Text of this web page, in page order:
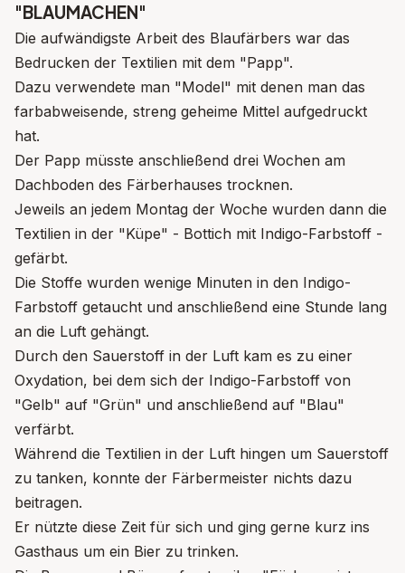
"BLAUMACHEN"
Die aufwändigste Arbeit des Blaufärbers war das
Bedrucken der Textilien mit dem "Papp".
Dazu verwendete man "Model" mit denen man das
farbabweisende, streng geheime Mittel aufgedruckt
hat.
Der Papp müsste anschließend drei Wochen am
Dachboden des Färberhauses trocknen.
Jeweils an jedem Montag der Woche wurden dann die
Textilien in der "Küpe" - Bottich mit Indigo-Farbstoff -
gefärbt.
Die Stoffe wurden wenige Minuten in den Indigo-
Farbstoff getaucht und anschließend eine Stunde lang
an die Luft gehängt.
Durch den Sauerstoff in der Luft kam es zu einer
Oxydation, bei dem sich der Indigo-Farbstoff von
"Gelb" auf "Grün" und anschließend auf "Blau"
verfärbt.
Während die Textilien in der Luft hingen um Sauerstoff
zu tanken, konnte der Färbermeister nichts dazu
beitragen.
Er nützte diese Zeit für sich und ging gerne kurz ins
Gasthaus um ein Bier zu trinken.